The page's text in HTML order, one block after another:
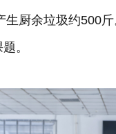
厨余垃圾约500
。